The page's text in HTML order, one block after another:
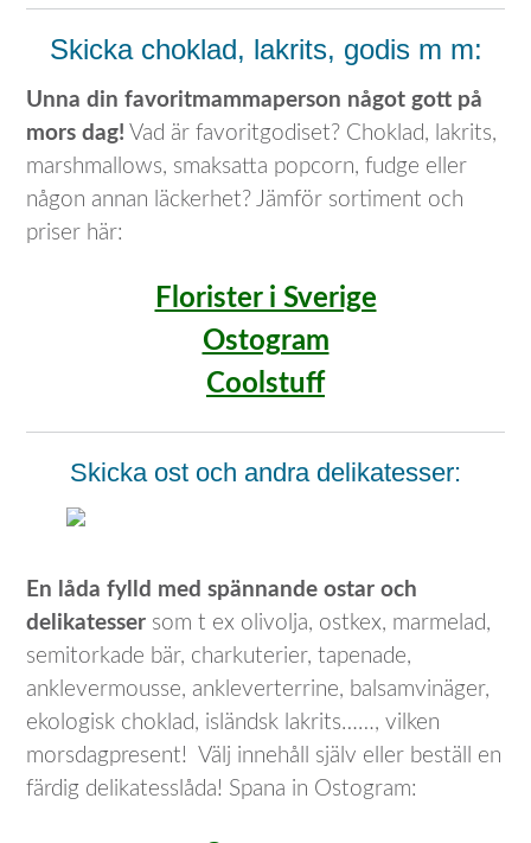
Skicka choklad, lakrits, godis m m:
Unna din favoritmammaperson något gott på
mors dag! Vad är favoritgodiset? Choklad, lakrits,
marshmallows, smaksatta popcorn, fudge eller
någon annan läckerhet? Jämför sortiment och
priser här:
Florister i Sverige
Ostogram
Coolstuff
Skicka ost och andra delikatesser:
En låda fylld med spännande ostar och
delikatesser som t ex olivolja, ostkex, marmelad,
semitorkade bär, charkuterier, tapenade,
anklevermousse, ankleverterrine, balsamvinäger,
ekologisk choklad, isländsk lakrits……, vilken
morsdagpresent! Välj innehåll själv eller beställ en
färdig delikatesslåda! Spana in Ostogram: